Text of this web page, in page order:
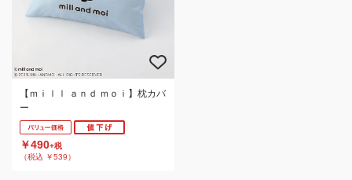
【ｍｉｌｌ ａｎｄ ｍｏｉ】枕カバ
ー
￥490+税
（税込 ￥539）